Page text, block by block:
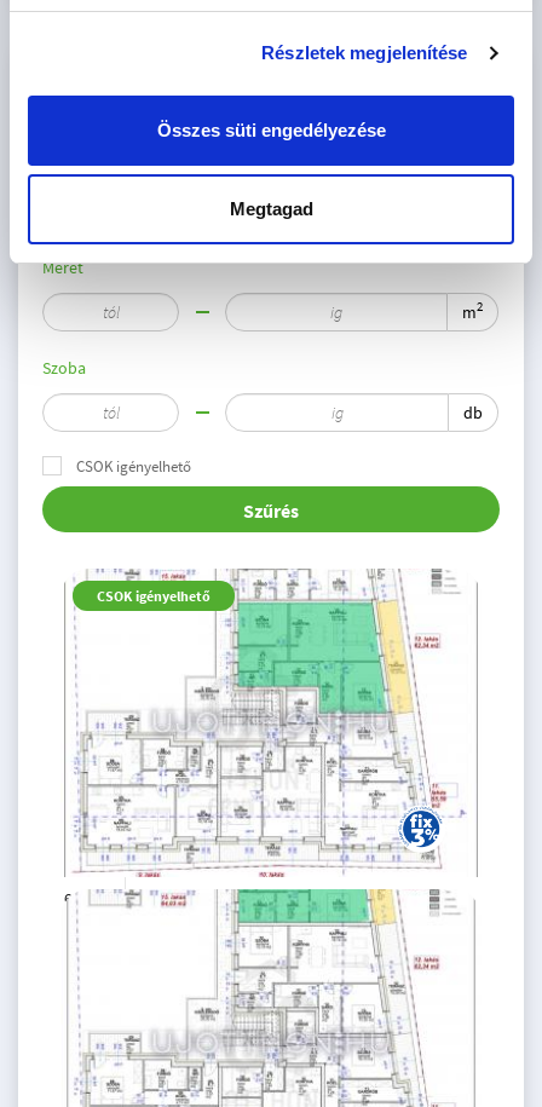
Részletek megjelenítése
Összes süti engedélyezése
Megtagad
INGATLAN
Ár
Méret
m2
Szoba
db
CSOK igényelhető
Szűrés
CSOK igényelhető
69.6 M Ft
62 m
3 szoba